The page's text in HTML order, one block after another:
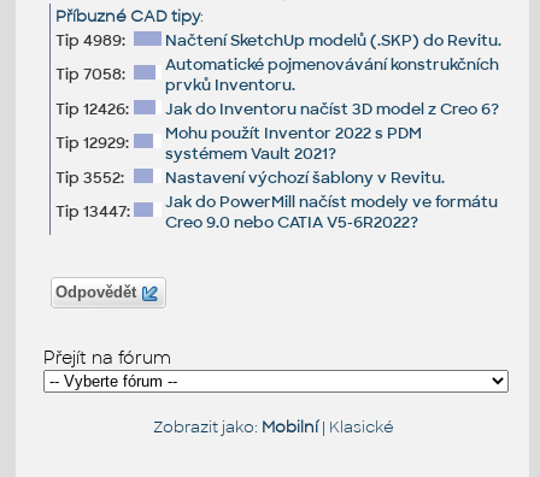
Příbuzné CAD tipy:
Tip 4989:
Načtení SketchUp modelů (.SKP) do Revitu.
Tip 7058:
Automatické pojmenovávání konstrukčních
prvků Inventoru.
Tip 12426:
Jak do Inventoru načíst 3D model z Creo 6?
Tip 12929:
Mohu použít Inventor 2022 s PDM
systémem Vault 2021?
Tip 3552:
Nastavení výchozí šablony v Revitu.
Tip 13447:
Jak do PowerMill načíst modely ve formátu
Creo 9.0 nebo CATIA V5-6R2022?
Odpovědět
Přejít na fórum
Zobrazit jako: Mobilní| Klasické